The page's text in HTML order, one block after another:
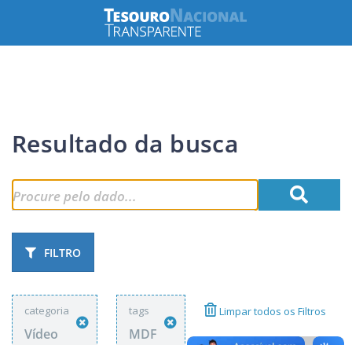
Resultado da busca
FILTRO
categoria
Vídeo
tags
MDF
Limpar todos os Filtros